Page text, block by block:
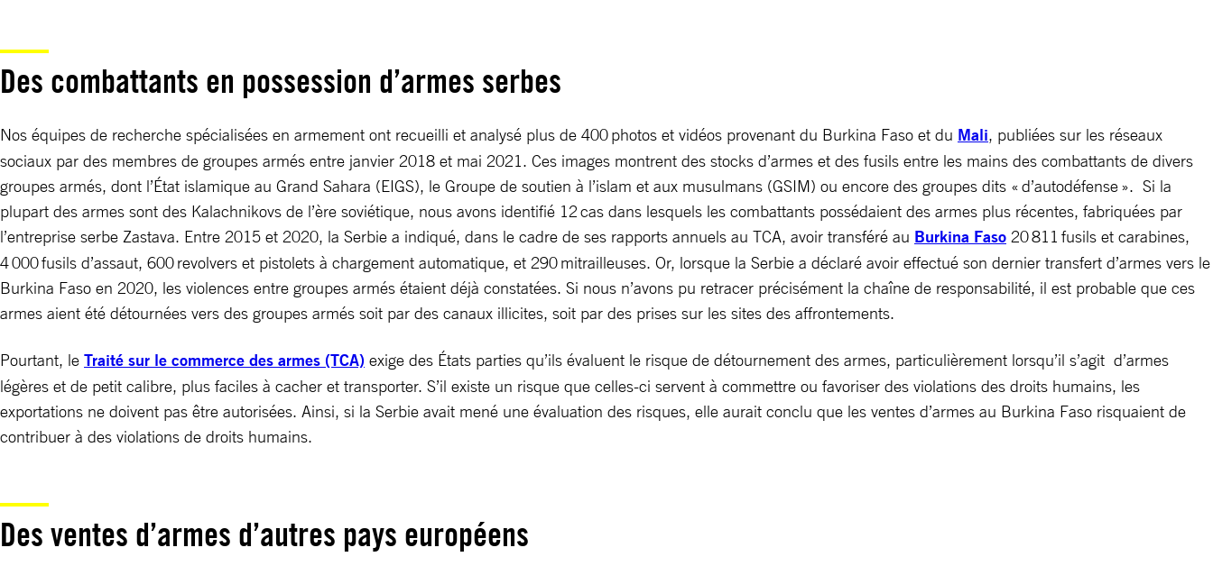
Des combattants en possession d’armes serbes
Nos équipes de recherche spécialisées en armement ont recueilli et analysé plus de 400 photos et vidéos provenant du Burkina Faso et du Mali, publiées sur les réseaux
sociaux par des membres de groupes armés entre janvier 2018 et mai 2021. Ces images montrent des stocks d’armes et des fusils entre les mains des combattants de divers
groupes armés, dont l’État islamique au Grand Sahara (EIGS), le Groupe de soutien à l’islam et aux musulmans (GSIM) ou encore des groupes dits « d’autodéfense ». Si la
plupart des armes sont des Kalachnikovs de l’ère soviétique, nous avons identifié 12 cas dans lesquels les combattants possédaient des armes plus récentes, fabriquées par
l’entreprise serbe Zastava. Entre 2015 et 2020, la Serbie a indiqué, dans le cadre de ses rapports annuels au TCA, avoir transféré au Burkina Faso 20 811 fusils et carabines,
4 000 fusils d’assaut, 600 revolvers et pistolets à chargement automatique, et 290 mitrailleuses. Or, lorsque la Serbie a déclaré avoir effectué son dernier transfert d’armes vers le
Burkina Faso en 2020, les violences entre groupes armés étaient déjà constatées. Si nous n’avons pu retracer précisément la chaîne de responsabilité, il est probable que ces
armes aient été détournées vers des groupes armés soit par des canaux illicites, soit par des prises sur les sites des affrontements.
Pourtant, le Traité sur le commerce des armes (TCA) exige des États parties qu’ils évaluent le risque de détournement des armes, particulièrement lorsqu’il s’agit d’armes
légères et de petit calibre, plus faciles à cacher et transporter. S’il existe un risque que celles-ci servent à commettre ou favoriser des violations des droits humains, les
exportations ne doivent pas être autorisées. Ainsi, si la Serbie avait mené une évaluation des risques, elle aurait conclu que les ventes d’armes au Burkina Faso risquaient de
contribuer à des violations de droits humains.
Des ventes d’armes d’autres pays européens